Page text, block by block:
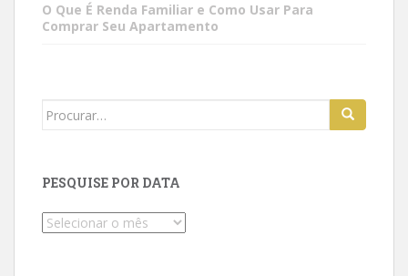
O Que É Renda Familiar e Como Usar Para
Comprar Seu Apartamento
Search
PESQUISE POR DATA
Pesquise